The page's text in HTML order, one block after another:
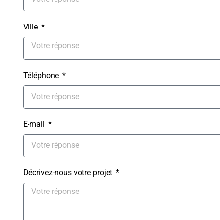
Ville
Téléphone
E-mail
Décrivez-nous votre projet